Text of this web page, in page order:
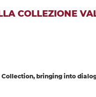
COLLEZIONE
bringing into